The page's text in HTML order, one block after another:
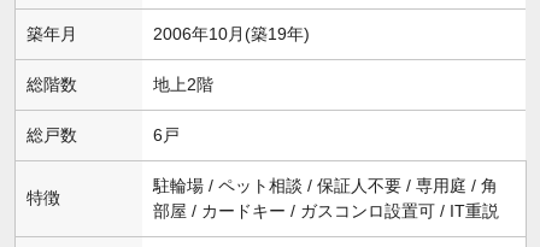
築年月 2006年10月(築19年)
総階数 地上2階
総戸数 6戸
特徴
駐輪場 / ペット相談 / 保証人不要 / 専用庭 / 角
部屋 / カードキー / ガスコンロ設置可 / IT重説